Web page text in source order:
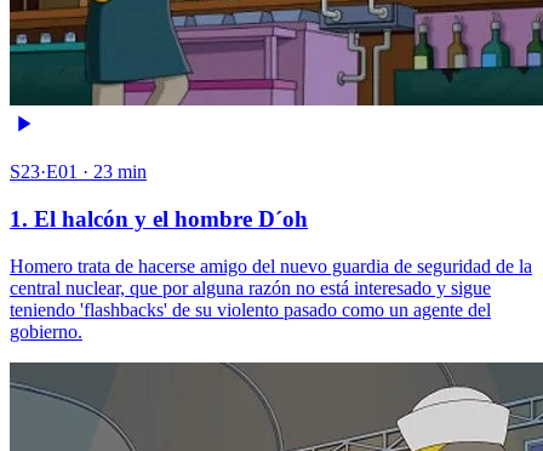
S23·E01 · 23 min
1. El halcón y el hombre D´oh
Homero trata de hacerse amigo del nuevo guardia de seguridad de la
central nuclear, que por alguna razón no está interesado y sigue
teniendo 'flashbacks' de su violento pasado como un agente del
gobierno.